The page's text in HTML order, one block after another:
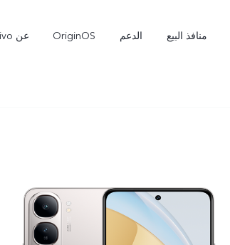
منافذ البيع الدعم OriginOS عن vivo